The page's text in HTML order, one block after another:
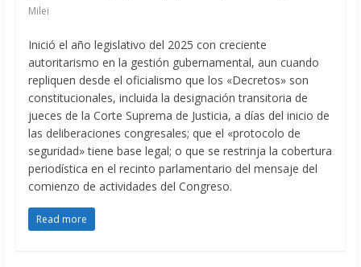
Milei
Inició el año legislativo del 2025 con creciente
autoritarismo en la gestión gubernamental, aun cuando
repliquen desde el oficialismo que los «Decretos» son
constitucionales, incluida la designación transitoria de
jueces de la Corte Suprema de Justicia, a días del inicio de
las deliberaciones congresales; que el «protocolo de
seguridad» tiene base legal; o que se restrinja la cobertura
periodística en el recinto parlamentario del mensaje del
comienzo de actividades del Congreso.
Read more